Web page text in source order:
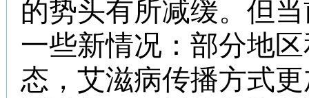
的势头有所减缓。但
一些新情况：部分地
态，艾滋病传播方式